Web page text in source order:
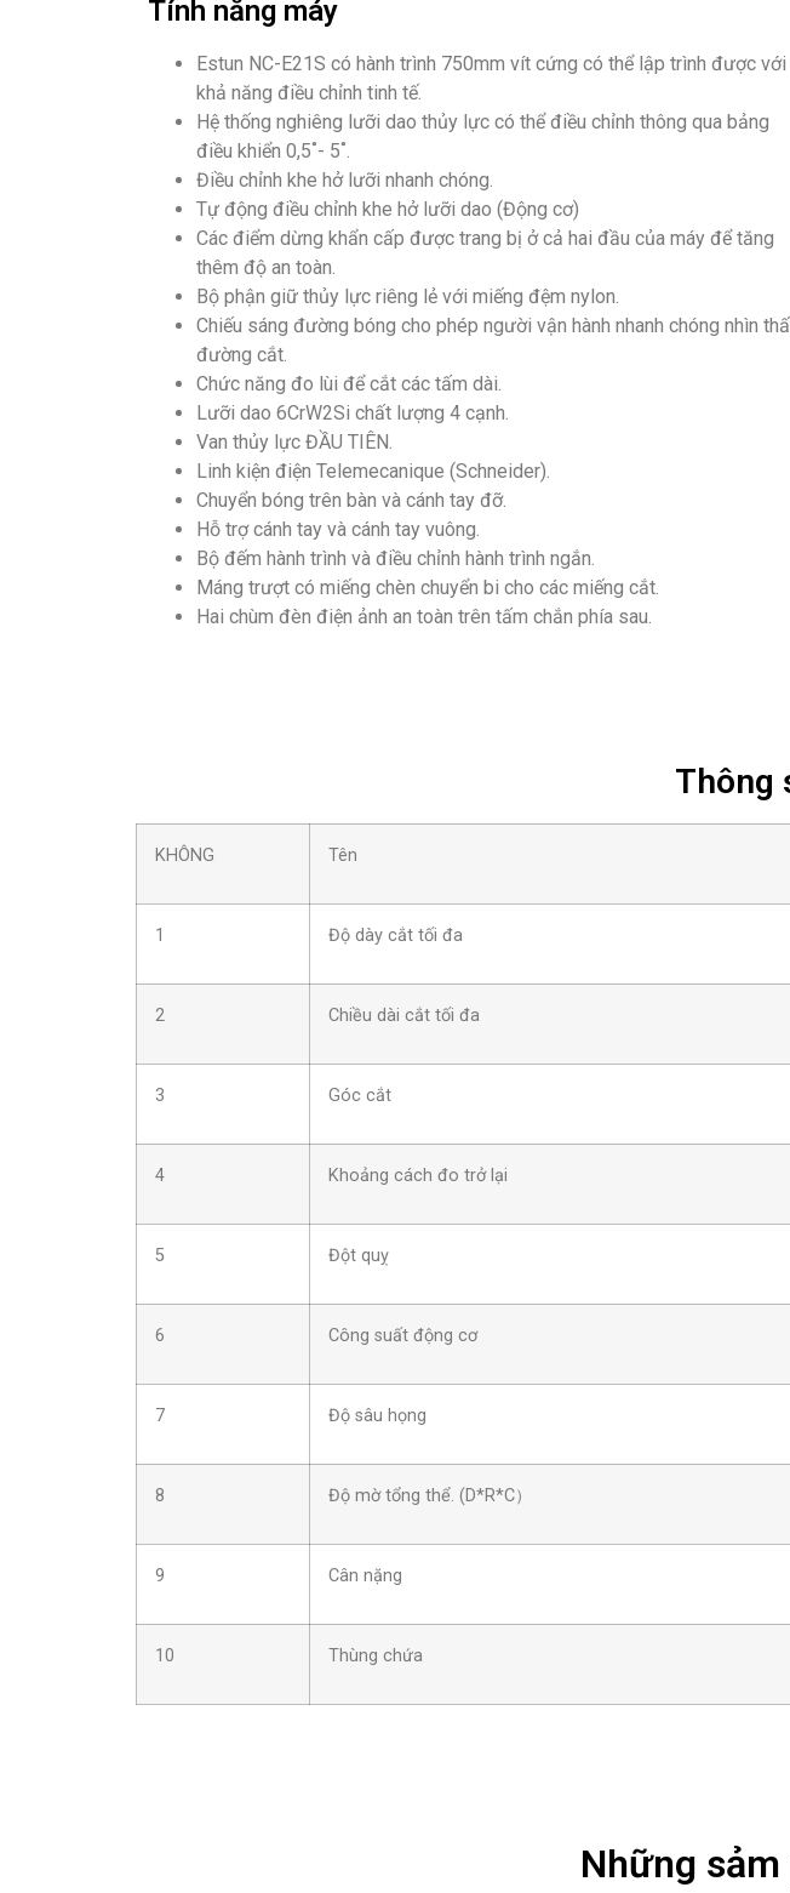
Tính năng máy
Estun NC-E21S có hành trình 750mm vít cứng có thể lập trình được với
khả năng điều chỉnh tinh tế.
Hệ thống nghiêng lưỡi dao thủy lực có thể điều chỉnh thông qua bảng
điều khiển 0,5˚- 5˚.
Điều chỉnh khe hở lưỡi nhanh chóng.
Tự động điều chỉnh khe hở lưỡi dao (Động cơ)
Các điểm dừng khẩn cấp được trang bị ở cả hai đầu của máy để tăng
thêm độ an toàn.
Bộ phận giữ thủy lực riêng lẻ với miếng đệm nylon.
Chiếu sáng đường bóng cho phép người vận hành nhanh chóng nhìn
đường cắt.
Chức năng đo lùi để cắt các tấm dài.
Lưỡi dao 6CrW2Si chất lượng 4 cạnh.
Van thủy lực ĐẦU TIÊN.
Linh kiện điện Telemecanique (Schneider).
Chuyển bóng trên bàn và cánh tay đỡ.
Hỗ trợ cánh tay và cánh tay vuông.
Bộ đếm hành trình và điều chỉnh hành trình ngắn.
Máng trượt có miếng chèn chuyển bi cho các miếng cắt.
Hai chùm đèn điện ảnh an toàn trên tấm chắn phía sau.
Thông
KHÔNG Tên
1 Độ dày cắt tối đa
2 Chiều dài cắt tối đa
3 Góc cắt
4 Khoảng cách đo trở lại
5 Đột quỵ
6 Công suất động cơ
7 Độ sâu họng
8 Độ mờ tổng thể. (D*R*C）
9 Cân nặng
10 Thùng chứa
Những